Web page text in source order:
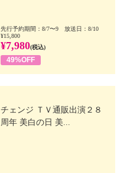
先行予約期間：8/7〜9 放送日：8/10
¥15,800
¥7,980(税込)
49%OFF
チェンジ ＴＶ通販出演２８
周年 美白の日 美...